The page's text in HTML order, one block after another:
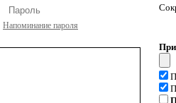
Напоминание пароля